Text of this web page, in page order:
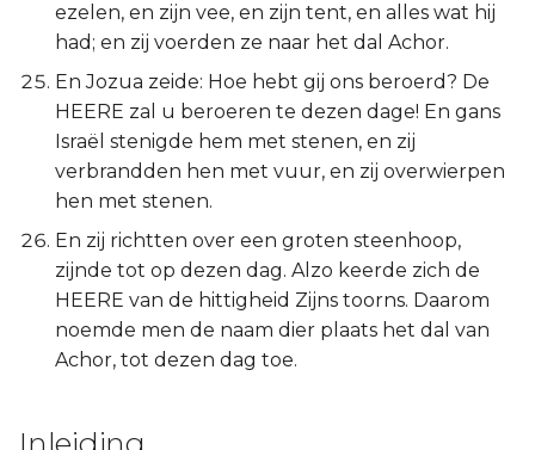
ezelen, en zijn vee, en zijn tent, en alles wat hij
had; en zij voerden ze naar het dal Achor.
En Jozua zeide: Hoe hebt gij ons beroerd? De
HEERE zal u beroeren te dezen dage! En gans
Israël stenigde hem met stenen, en zij
verbrandden hen met vuur, en zij overwierpen
hen met stenen.
En zij richtten over een groten steenhoop,
zijnde tot op dezen dag. Alzo keerde zich de
HEERE van de hittigheid Zijns toorns. Daarom
noemde men de naam dier plaats het dal van
Achor, tot dezen dag toe.
Inleiding